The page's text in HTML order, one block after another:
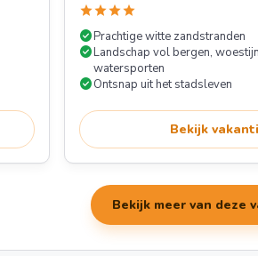
starstarstarstar
check_circlePrachtige witte zandstranden
check_circleLandschap vol bergen,
watersporten
check_circleOntsnap uit het stadsleven
Bekijk
Bekijk meer van deze